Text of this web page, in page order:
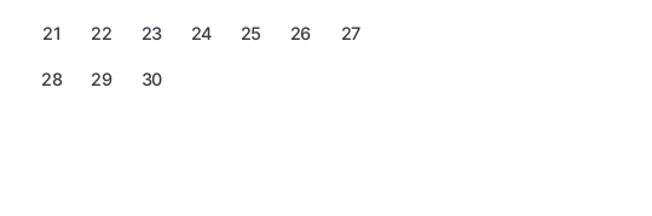
21 22 23 24 25 26 27
28 29 30